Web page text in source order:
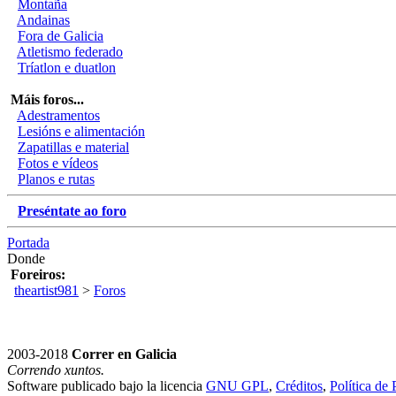
Montaña
Andainas
Fora de Galicia
Atletismo federado
Tríatlon e duatlon
Máis foros...
Adestramentos
Lesións e alimentación
Zapatillas e material
Fotos e vídeos
Planos e rutas
Preséntate ao foro
Portada
Donde
Foreiros:
theartist981 > Foros
2003-2018 Correr en Galicia
Correndo xuntos.
Software publicado bajo la licencia GNU GPL, Créditos, Política de